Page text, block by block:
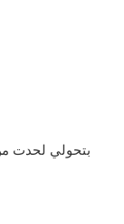
بتحولي لحدت